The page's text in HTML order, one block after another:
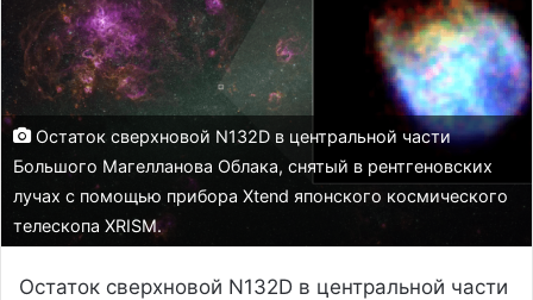
Остаток сверхновой N132D в центральной части
Большого Магелланова Облака, снятый в рентгеновских
лучах с помощью прибора Xtend японского космического
телескопа XRISM.
Остаток сверхновой N132D в центральной части